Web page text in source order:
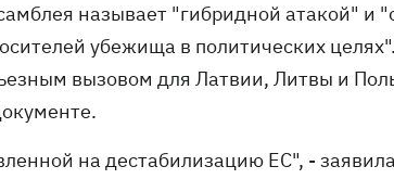
называет "гибридной атакой" и
убежища в политических
вызовом для Латвии, Литвы и
на дестабилизацию ЕС", -